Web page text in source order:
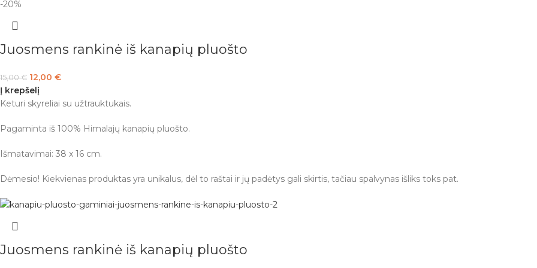
-20%
Juosmens rankinė iš kanapių pluošto
15,00€ 12,00 €
Į krepšelį
Keturi skyreliai su užtrauktukais.
Pagaminta iš 100% Himalajų kanapių pluošto.
Išmatavimai: 38 x 16 cm.
Dėmesio! Kiekvienas produktas yra unikalus, dėl to raštai ir jų padėtys gali skirtis, tačiau spalvynas išliks toks pat.
Juosmens rankinė iš kanapių pluošto